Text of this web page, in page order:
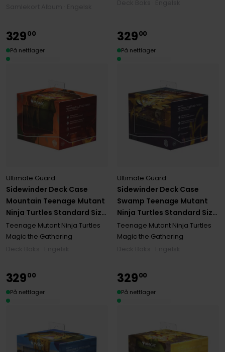
Sidewinder Deck Case
Mountain Teenage Mutant
Ninja Turtles Standard Size
Xenoskin (100+)
Ultimate Guard
Teenage Mutant Ninja Turtles
Magic the Gathering
32900
På nettlager
Sidewinder Deck Case
Swamp Teenage Mutant
Ninja Turtles Standard Size
Xenoskin (100+)
Ultimate Guard
Teenage Mutant Ninja Turtles
Magic the Gathering
32900
På nettlager
32900
På nettlager
32900
På nettlager